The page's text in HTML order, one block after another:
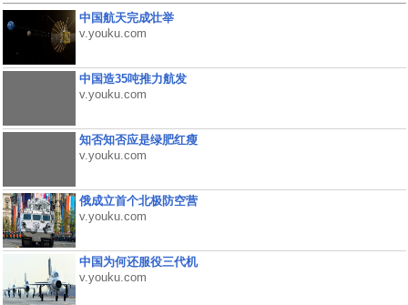
中国航天完成壮举
v.youku.com
中国造35吨推力航发
v.youku.com
知否知否应是绿肥红瘦
v.youku.com
俄成立首个北极防空营
v.youku.com
中国为何还服役三代机
v.youku.com